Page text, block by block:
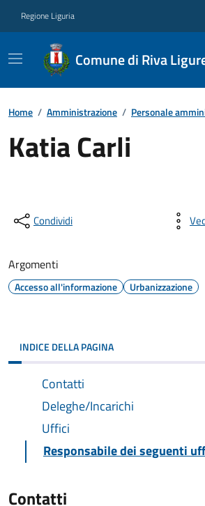
Regione Liguria
Comune di Riva
Home / Amministrazione / Personale
Katia Carli
Condividi
Argomenti
Accesso all'informazione Urbanizzazione
INDICE DELLA PAGINA
Contatti
Deleghe/Incarichi
Uffici
Responsabile dei seguenti
Contatti